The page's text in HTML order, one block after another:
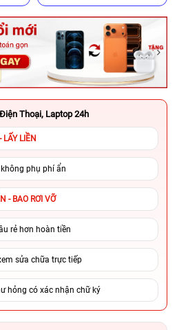
Thoại, Laptop 24h
LẤY LIỀN
phụ phí ẩn
- BAO RƠI VỠ
rẻ hơn hoàn tiền
sửa chữa trực tiếp
hỏng có xác nhận chữ ký